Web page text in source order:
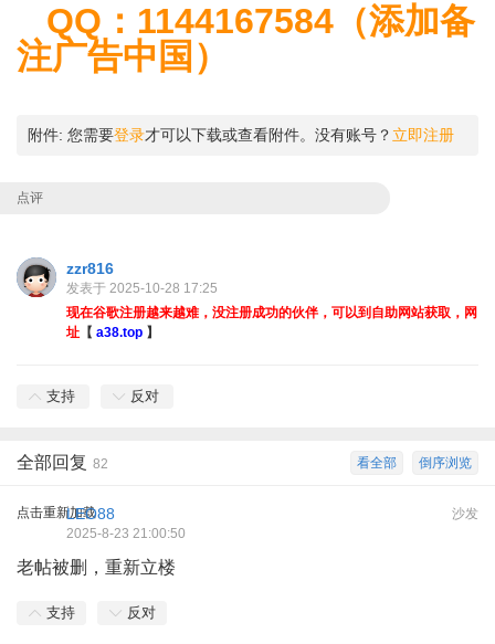
QQ：1144167584（添加备
注广告中国）
附件: 您需要登录才可以下载或查看附件。没有账号？ 立即注册
点评
zzr816
发表于 2025-10-28 17:25
现在谷歌注册越来越难，没注册成功的伙伴，可以到自助网站获取，网
址 【 a38.top 】
支持 反对
倒序浏览
看全部
全部回复 82
点击重新加载 沙发
LEO88
2025-8-23 21:00:50
老帖被删，重新立楼
支持 反对